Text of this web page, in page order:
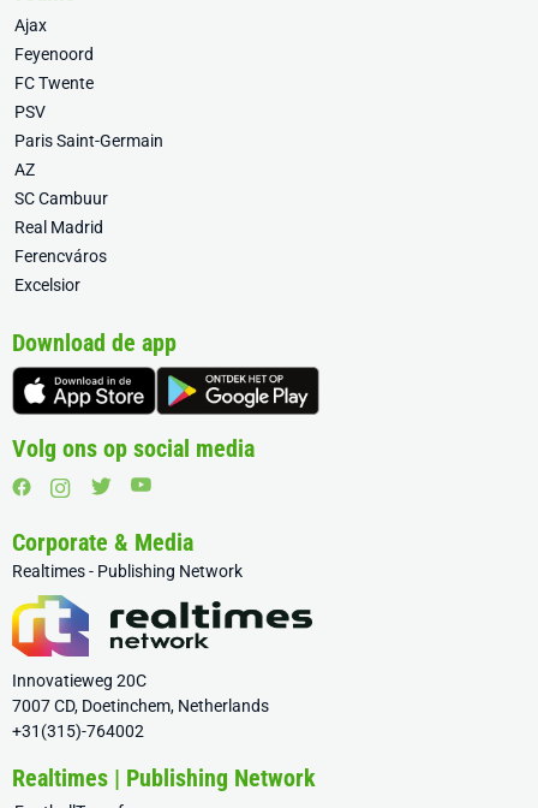
Ajax
Feyenoord
FC Twente
PSV
Paris Saint-Germain
AZ
SC Cambuur
Real Madrid
Ferencváros
Excelsior
Download de app
Volg ons op social media
Corporate & Media
Realtimes - Publishing Network
Innovatieweg 20C
7007 CD, Doetinchem, Netherlands
+31(315)-764002
Realtimes | Publishing Network